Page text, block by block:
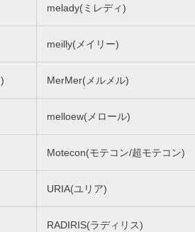
melady(ミレディ)
meilly(メイリー)
MerMer(メルメル)
melloew(メロール)
Motecon(モテコン/超モテコン)
URIA(ユリア)
RADIRIS(ラディリス)